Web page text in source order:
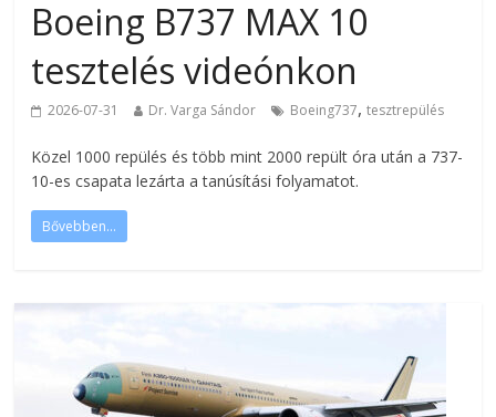
Boeing B737 MAX 10
tesztelés videónkon
2026-07-31 Dr. Varga Sándor Boeing737,tesztrepülés
Közel 1000 repülés és több mint 2000 repült óra után a 737-
10-es csapata lezárta a tanúsítási folyamatot.
Bővebben...